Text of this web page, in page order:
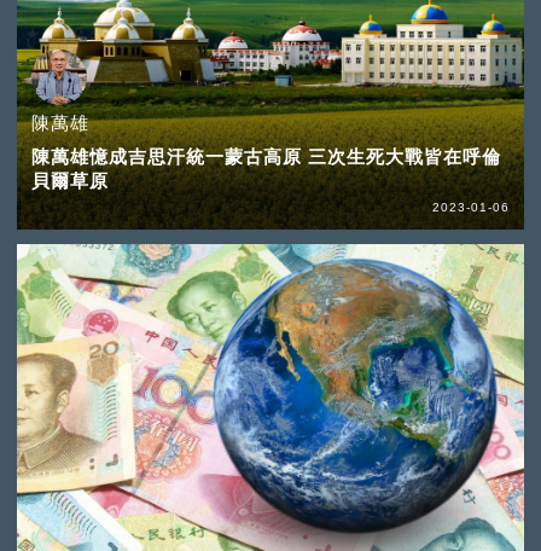
陳萬雄
陳萬雄憶成吉思汗統一蒙古高原 三次生死大戰皆在呼倫
貝爾草原
2023-01-06